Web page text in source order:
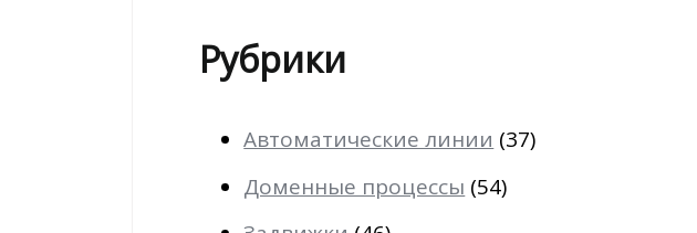
Рубрики
Автоматические линии (37)
Доменные процессы (54)